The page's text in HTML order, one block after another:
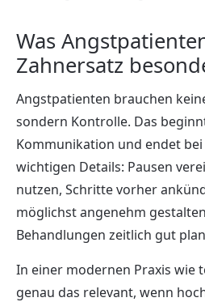
Was
Zahnersatz
Angstpatienten brauchen
sondern Kontrolle. Das
Kommunikation und endet
wichtigen Details: Pausen
nutzen, Schritte vorher
möglichst angenehm
Behandlungen zeitlich gut
In einer modernen Praxis wie
genau das relevant, wenn